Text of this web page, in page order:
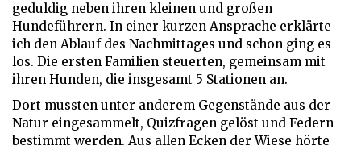
geduldig neben ihren kleinen und großen
Hundeführern. In einer kurzen Ansprache erklärte
ich den Ablauf des Nachmittages und schon ging es
los. Die ersten Familien steuerten, gemeinsam mit
ihren Hunden, die insgesamt 5 Stationen an.
Dort mussten unter anderem Gegenstände aus der
Natur eingesammelt, Quizfragen gelöst und Federn
bestimmt werden. Aus allen Ecken der Wiese hörte